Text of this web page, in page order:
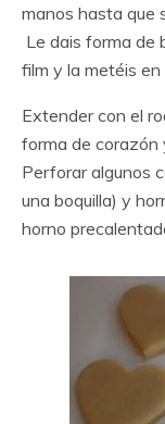
manos hasta que
Le dais forma de
film y la metéis en
Extender con el
forma de corazón
Perforar algunos
una boquilla) y
horno